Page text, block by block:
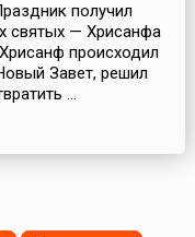
получил
святых — Хрисанфа
происходил
Завет, решил
...